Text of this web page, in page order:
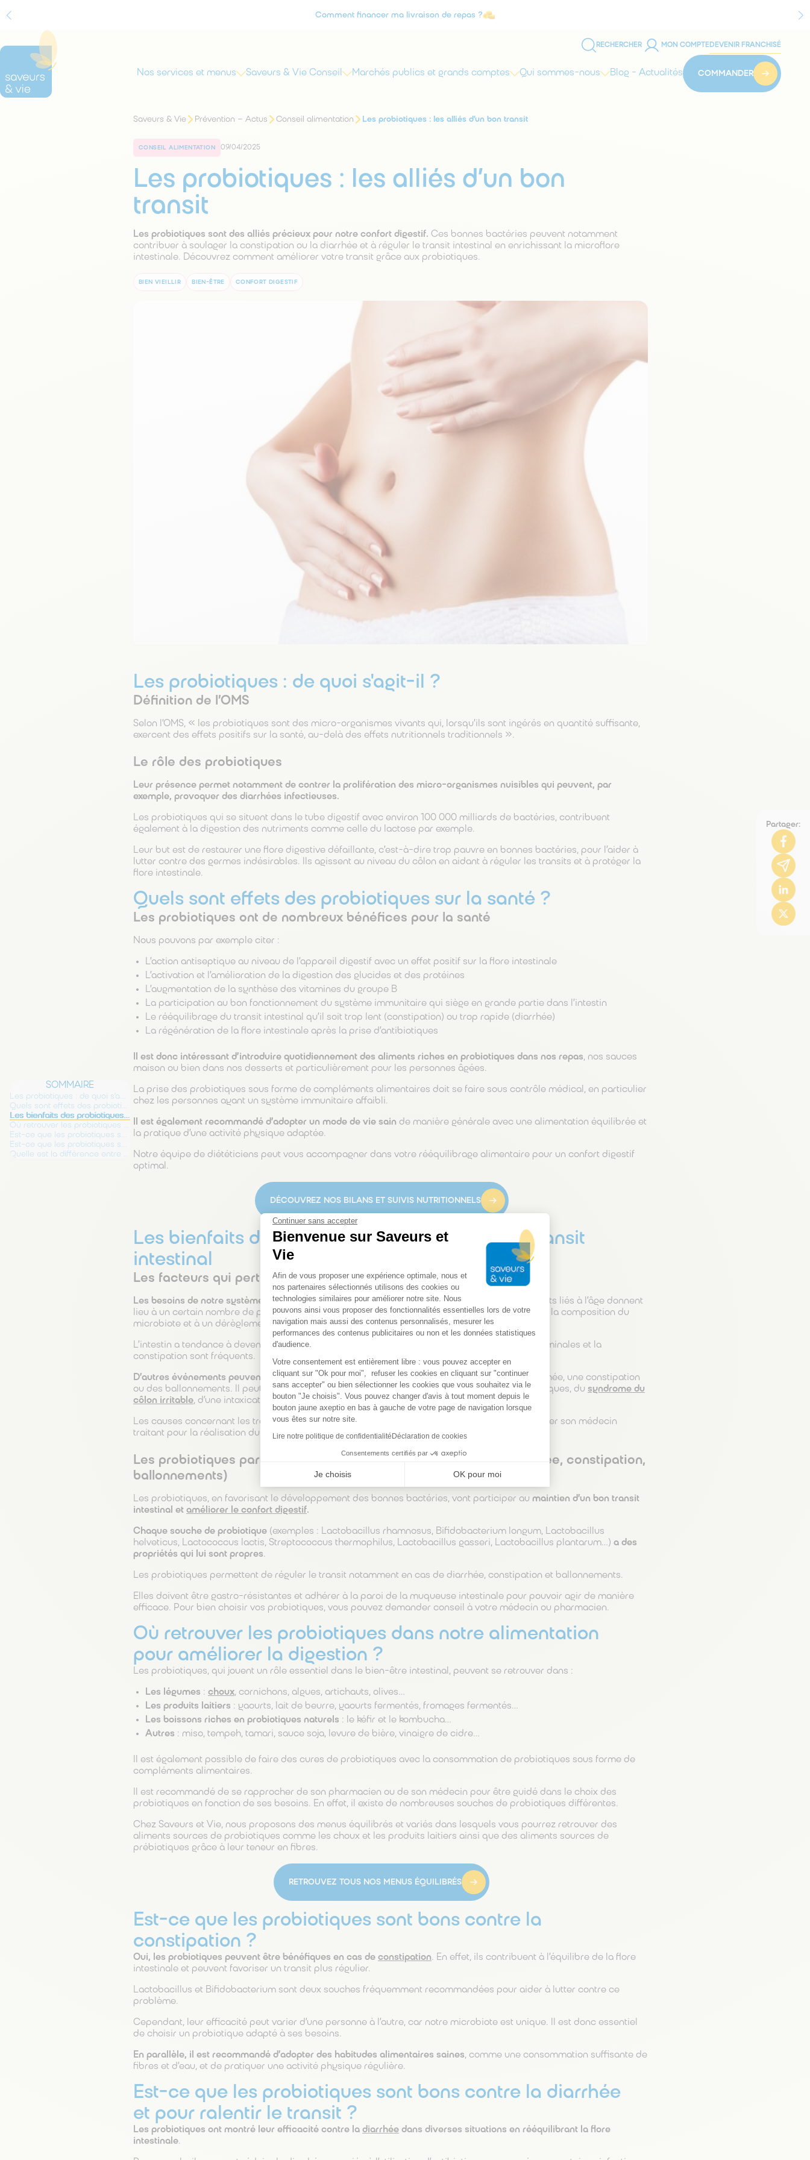
Agrément Service à la personne
Comment financer ma livraison de repas ?
RECHERCHER MON COMPTEDEVENIR FRANCHISÉ
Nos services et menus Saveurs & Vie Conseil Marchés publics et grands comptes Qui sommes-nous Blog - Actualités COMMANDER
Vous
Saveurs & Vie Prévention – Actus Conseil alimentation Les probiotiques : les alliés d’un bon transit
CONSEIL ALIMENTATION 09/04/2025
Les probiotiques : les alliés d’un bon
transit
Les probiotiques sont des alliés précieux pour notre confort digestif. Ces bonnes bactéries peuvent notamment
contribuer à soulager la constipation ou la diarrhée et à réguler le transit intestinal en enrichissant la microflore
intestinale. Découvrez comment améliorer votre transit grâce aux probiotiques.
BIEN VIEILLIR BIEN-ÊTRE CONFORT DIGESTIF
Partager:
SOMMAIRE
Les probiotiques : de quoi s'agit-il ?
Quels sont effets des probiotiques sur la santé ?
Les bienfaits des probiotiques pour réguler le transit intestinal
Où retrouver les probiotiques dans notre alimentation pour améliorer la digestion ?
Est-ce que les probiotiques sont bons contre la constipation ?
Est-ce que les probiotiques sont bons contre la diarrhée et pour ralentir le transit ?
Quelle est la différence entre les probiotiques et les prébiotiques ?
Les probiotiques : de quoi s'agit-il ?
Définition de l’OMS
Selon l’OMS, « les probiotiques sont des micro-organismes vivants qui, lorsqu’ils sont ingérés en quantité suffisante,
exercent des effets positifs sur la santé, au-delà des effets nutritionnels traditionnels ».
Le rôle des probiotiques
Leur présence permet notamment de contrer la prolifération des micro-organismes nuisibles qui peuvent, par
exemple, provoquer des diarrhées infectieuses.
Les probiotiques qui se situent dans le tube digestif avec environ 100 000 milliards de bactéries, contribuent
également à la digestion des nutriments comme celle du lactose par exemple.
Leur but est de restaurer une flore digestive défaillante, c’est-à-dire trop pauvre en bonnes bactéries, pour l’aider à
lutter contre des germes indésirables. Ils agissent au niveau du côlon en aidant à réguler les transits et à protéger la
flore intestinale.
Quels sont effets des probiotiques sur la santé ?
Les probiotiques ont de nombreux bénéfices pour la santé
Nous pouvons par exemple citer :
L’action antiseptique au niveau de l’appareil digestif avec un effet positif sur la flore intestinale
L’activation et l’amélioration de la digestion des glucides et des protéines
L’augmentation de la synthèse des vitamines du groupe B
La participation au bon fonctionnement du système immunitaire qui siège en grande partie dans l’intestin
Le rééquilibrage du transit intestinal qu’il soit trop lent (constipation) ou trop rapide (diarrhée)
La régénération de la flore intestinale après la prise d’antibiotiques
Il est donc intéressant d’introduire quotidiennement des aliments riches en probiotiques dans nos repas, nos sauces
maison ou bien dans nos desserts et particulièrement pour les personnes âgées.
La prise des probiotiques sous forme de compléments alimentaires doit se faire sous contrôle médical, en particulier
chez les personnes ayant un système immunitaire affaibli.
Il est également recommandé d’adopter un mode de vie sain de manière générale avec une alimentation équilibrée et
la pratique d’une activité physique adaptée.
Notre équipe de diététiciens peut vous accompagner dans votre rééquilibrage alimentaire pour un confort digestif
optimal.
DÉCOUVREZ NOS BILANS ET SUIVIS NUTRITIONNELS
Les bienfaits des probiotiques pour réguler le transit
intestinal
Les facteurs qui perturbent l’équilibre de la flore intestinale
Les besoins de notre système digestif évoluent à mesure que nous vieillissons.
Les changements liés à l’âge donnent
lieu à un certain nombre de pathologies, dont beaucoup sont associées à des modifications de la composition du
microbiote et à un dérèglement du système immunitaire intestinal.
L’intestin a tendance à devenir paresseux, et les troubles du transit comme des douleurs abdominales et la
constipation sont fréquents.
D’autres événements peuvent perturber l’équilibre de la flore intestinaleet provoquer une diarrhée, une constipation
ou des ballonnements. Il peut s’agir d’une maladie, d’un traitement médical comme les antibiotiques, du syndrome du
côlon irritable, d’une intoxication alimentaire, d’une indigestion, du stress….
Les causes concernant les troubles du transit étant nombreuses, il est recommandé de consulter son médecin
traitant pour la réalisation du diagnostic et une prise en charge adaptée.
Les probiotiques participent au maintien d’un transit normal (diarrhée, constipation,
ballonnements)
Les probiotiques, en favorisant le développement des bonnes bactéries, vont participer au maintien d’un bon transit
intestinal et améliorer le confort digestif.
Chaque souche de probiotique (exemples : Lactobacillus rhamnosus, Bifidobacterium longum, Lactobacillus
helveticus, Lactococcus lactis, Streptococcus thermophilus, Lactobacillus gasseri, Lactobacillus plantarum…) a des
propriétés qui lui sont propres.
Les probiotiques permettent de réguler le transit notamment en cas de diarrhée, constipation et ballonnements.
Elles doivent être gastro-résistantes et adhérer à la paroi de la muqueuse intestinale pour pouvoir agir de manière
efficace. Pour bien choisir vos probiotiques, vous pouvez demander conseil à votre médecin ou pharmacien.
Où retrouver les probiotiques dans notre alimentation
pour améliorer la digestion ?
Les probiotiques, qui jouent un rôle essentiel dans le bien-être intestinal, peuvent se retrouver dans :
Les légumes : choux, cornichons, algues, artichauts, olives…
Les produits laitiers : yaourts, lait de beurre, yaourts fermentés, fromages fermentés…
Les boissons riches en probiotiques naturels : le kéfir et le kombucha…
Autres : miso, tempeh, tamari, sauce soja, levure de bière, vinaigre de cidre…
Il est également possible de faire des cures de probiotiques avec la consommation de probiotiques sous forme de
compléments alimentaires.
Il est recommandé de se rapprocher de son pharmacien ou de son médecin pour être guidé dans le choix des
probiotiques en fonction de ses besoins. En effet, il existe de nombreuses souches de probiotiques différentes.
Chez Saveurs et Vie, nous proposons des menus équilibrés et variés dans lesquels vous pourrez retrouver des
aliments sources de probiotiques comme les choux et les produits laitiers ainsi que des aliments sources de
prébiotiques grâce à leur teneur en fibres.
RETROUVEZ TOUS NOS MENUS ÉQUILIBRÉS
Est-ce que les probiotiques sont bons contre la
constipation ?
Oui, les probiotiques peuvent être bénéfiques en cas de constipation. En effet, ils contribuent à l’équilibre de la flore
intestinale et peuvent favoriser un transit plus régulier.
Lactobacillus et Bifidobacterium sont deux souches fréquemment recommandées pour aider à lutter contre ce
problème.
Cependant, leur efficacité peut varier d’une personne à l’autre, car notre microbiote est unique. Il est donc essentiel
de choisir un probiotique adapté à ses besoins.
En parallèle, il est recommandé d’adopter des habitudes alimentaires saines, comme une consommation suffisante de
fibres et d’eau, et de pratiquer une activité physique régulière.
Est-ce que les probiotiques sont bons contre la diarrhée
et pour ralentir le transit ?
Les probiotiques ont montré leur efficacité contre la diarrhée dans diverses situations en rééquilibrant la flore
intestinale.
Continuer sans accepter
Bienvenue sur Saveurs et
Vie
Plateforme de Gestion du Consentement : Personnalisez vos Options
Afin de vous proposer une expérience optimale, nous et
nos partenaires sélectionnés utilisons des cookies ou
technologies similaires pour améliorer notre site. Nous
pouvons ainsi vous proposer des fonctionnalités essentielles lors de votre
navigation mais aussi des contenus personnalisés, mesurer les
performances des contenus publicitaires ou non et les données statistiques
d'audience.
Votre consentement est entièrement libre : vous pouvez accepter en
cliquant sur "Ok pour moi", refuser les cookies en cliquant sur "continuer
sans accepter" ou bien sélectionner les cookies que vous souhaitez via le
bouton "Je choisis". Vous pouvez changer d'avis à tout moment depuis le
bouton jaune axeptio en bas à gauche de votre page de navigation lorsque
vous êtes sur notre site.
Lire notre politique de confidentialité Déclaration de cookies
Consentements certifiés par
Je choisis OK pour moi